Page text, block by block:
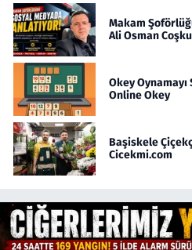
Makam
Ali Osman
Okey
Online Okey
Başiskele
Cicekmi.com